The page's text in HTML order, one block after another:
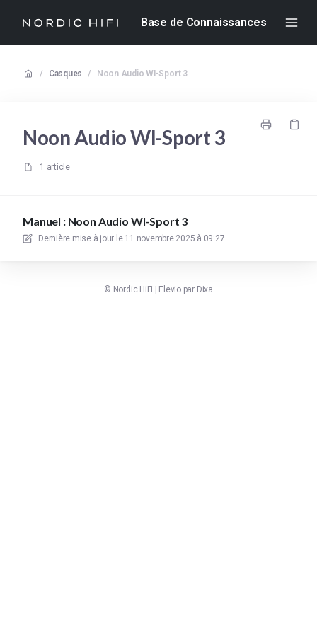
Base de Connaissances
/ Casques / Noon Audio WI-Sport 3
Noon Audio WI-Sport 3
1 article
Manuel : Noon Audio WI-Sport 3
Dernière mise à jour le 11 novembre 2025 à 09:27
© Nordic HiFi Elevio par Dixa